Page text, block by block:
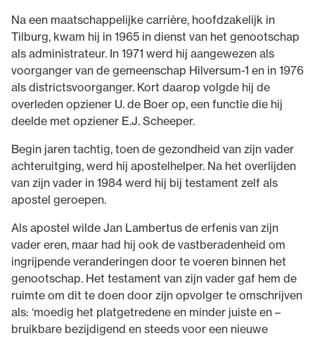
Na een maatschappelijke carrière, hoofdzakelijk in
Tilburg, kwam hij in 1965 in dienst van het genootschap
als administrateur. In 1971 werd hij aangewezen als
voorganger van de gemeenschap Hilversum-1 en in 1976
als districtsvoorganger. Kort daarop volgde hij de
overleden opziener U. de Boer op, een functie die hij
deelde met opziener E.J. Scheeper.
Begin jaren tachtig, toen de gezondheid van zijn vader
achteruitging, werd hij apostelhelper. Na het overlijden
van zijn vader in 1984 werd hij bij testament zelf als
apostel geroepen.
Als apostel wilde Jan Lambertus de erfenis van zijn
vader eren, maar had hij ook de vastberadenheid om
ingrijpende veranderingen door te voeren binnen het
genootschap. Het testament van zijn vader gaf hem de
ruimte om dit te doen door zijn opvolger te omschrijven
als: ‘moedig het platgetredene en minder juiste en –
bruikbare bezijdigend en steeds voor een nieuwe